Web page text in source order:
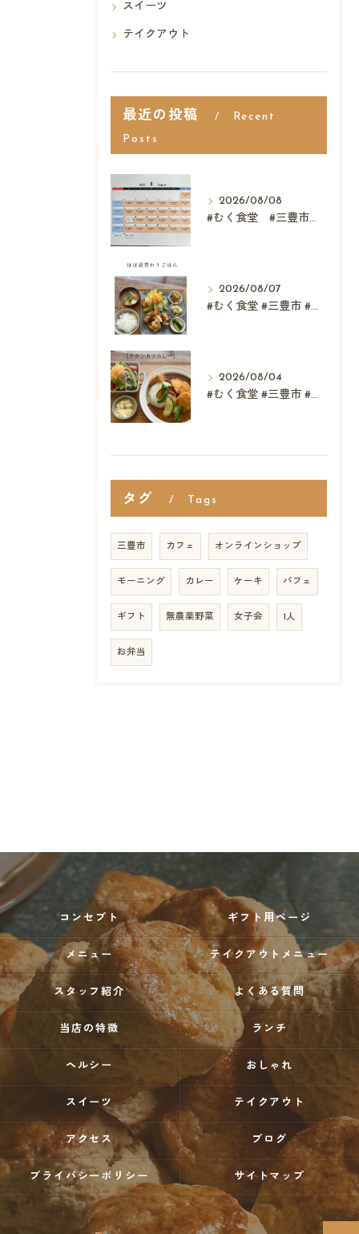
スイーツ
テイクアウト
最近の投稿 Recent
Posts
2026/08/08
#むく食堂 #三豊市 #レストラン #ランチ #スウィーツ
2026/08/07
#むく食堂 #三豊市 #レストラン #テイクアウト #父...
2026/08/04
#むく食堂 #三豊市 #テイクアウト #高屋神社 #...
タグ Tags
三豊市 カフェ オンラインショップ
モーニング カレー ケーキ パフェ
ギフト 無農薬野菜 女子会 1人
お弁当
コンセプト ギフト用ページ
メニュー テイクアウトメニュー
スタッフ紹介 よくある質問
当店の特徴 ランチ
ヘルシー おしゃれ
スイーツ テイクアウト
アクセス ブログ
プライバシーポリシー サイトマップ